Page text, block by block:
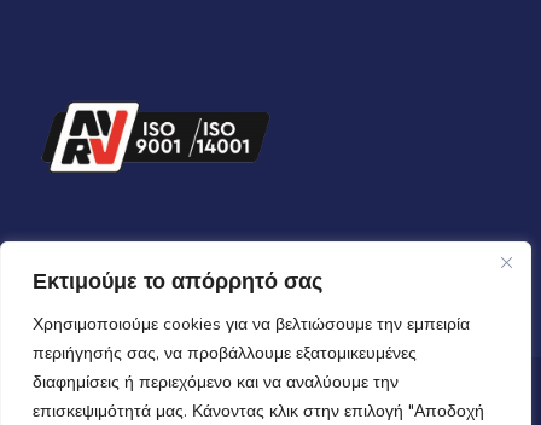
Εκτιμούμε το απόρρητό σας
Χρησιμοποιούμε cookies για να βελτιώσουμε την εμπειρία
περιήγησής σας, να προβάλλουμε εξατομικευμένες
διαφημίσεις ή περιεχόμενο και να αναλύουμε την
επισκεψιμότητά μας. Κάνοντας κλικ στην επιλογή "Αποδοχή
Copyrights © 2024 All Rights Reserved by epsecooling.gr